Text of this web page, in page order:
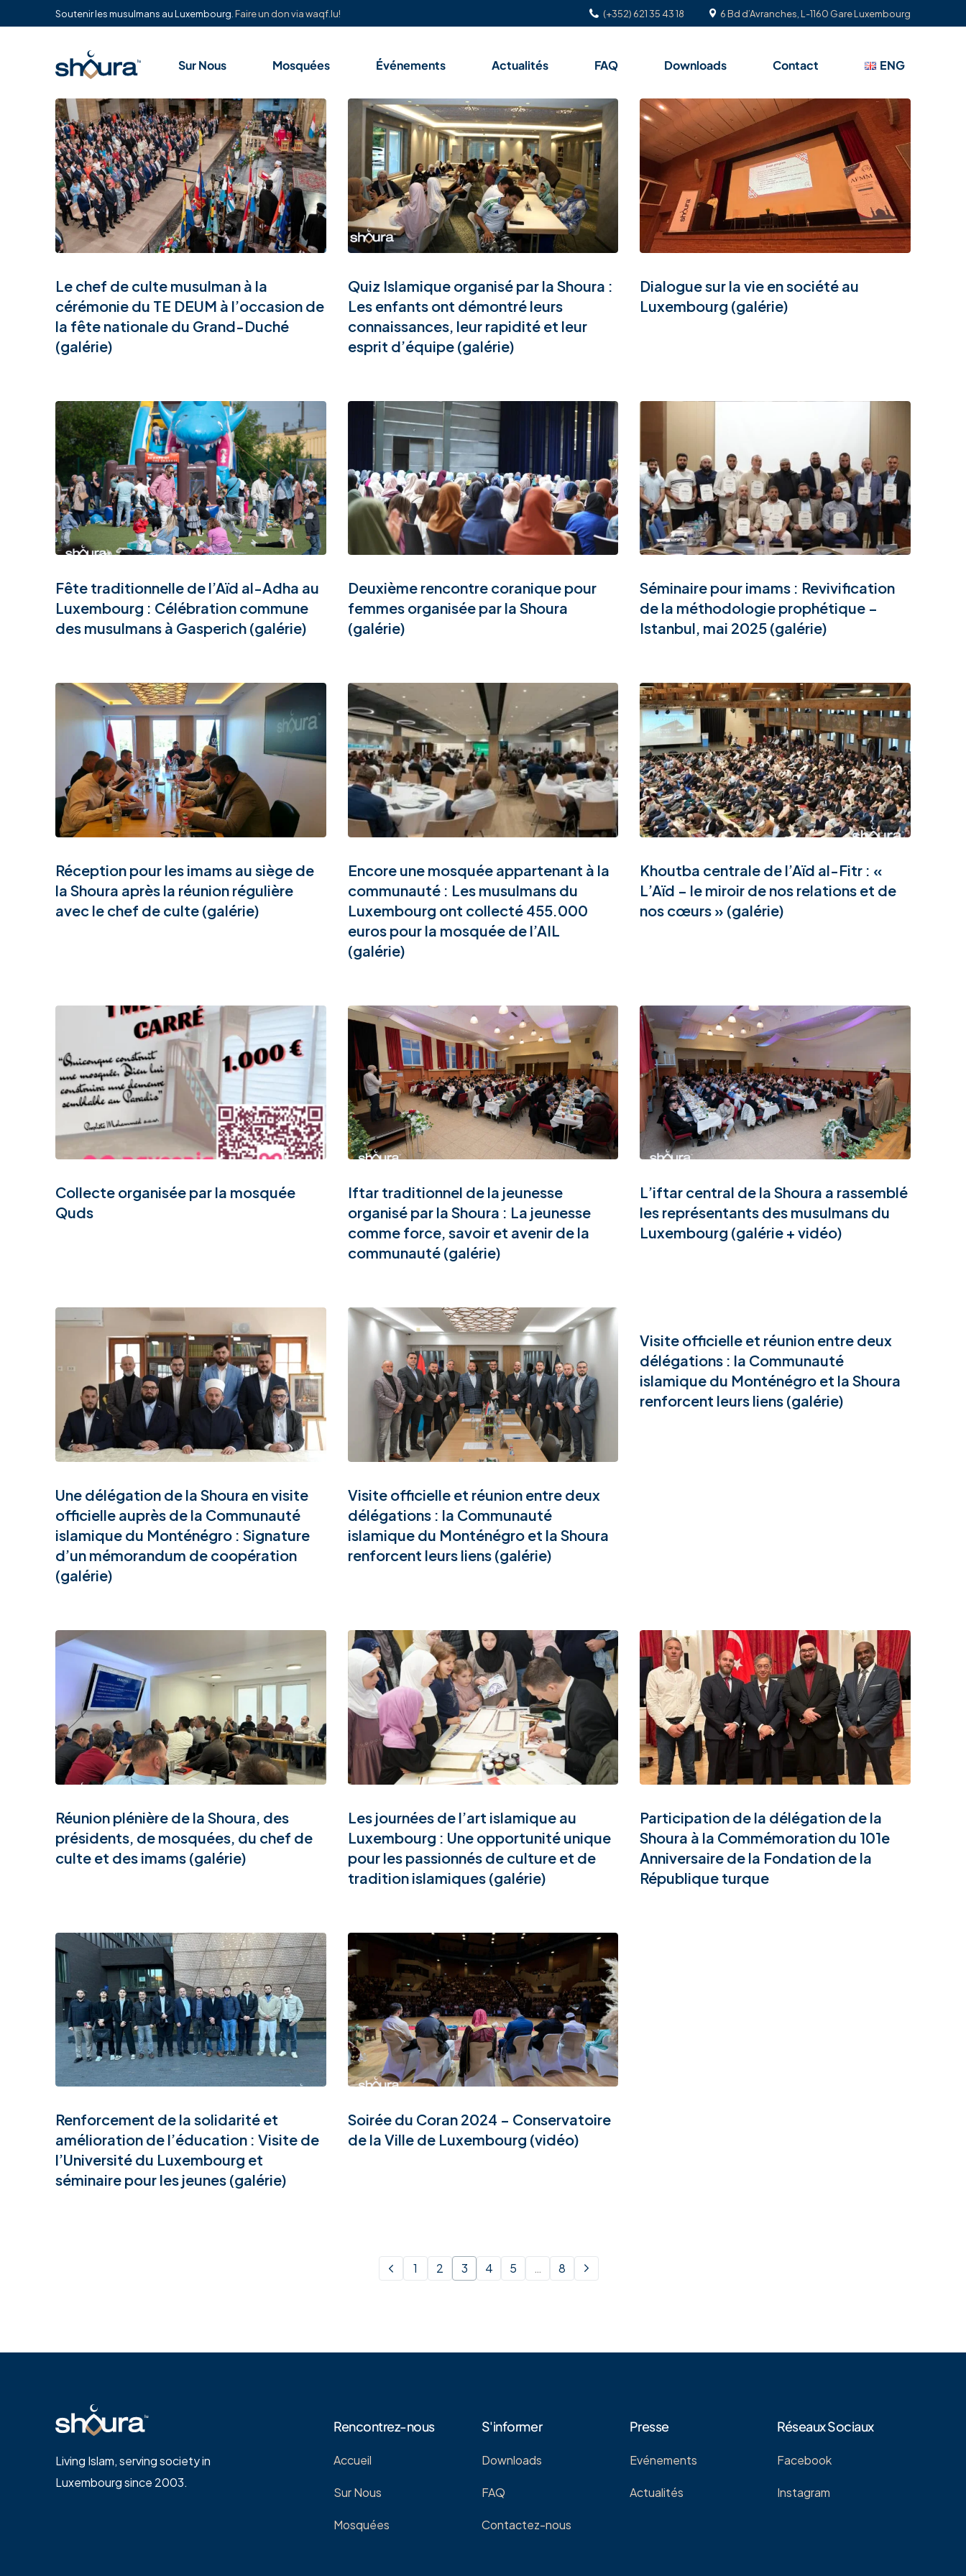
Soutenir les musulmans au Luxembourg.Faire un don via waqf.lu! (+352) 621 35 43 18 6 Bd d’Avranches, L-1160 Gare Luxembourg
Sur Nous Mosquées Événements Actualités FAQ Downloads Contact ENG
Le chef de culte musulman à la
cérémonie du TE DEUM à l’occasion de
la fête nationale du Grand-Duché
(galérie)
Quiz Islamique organisé par la Shoura :
Les enfants ont démontré leurs
connaissances, leur rapidité et leur
esprit d’équipe (galérie)
Dialogue sur la vie en société au
Luxembourg (galérie)
Fête traditionnelle de l’Aïd al-Adha au
Luxembourg : Célébration commune
des musulmans à Gasperich (galérie)
Deuxième rencontre coranique pour
femmes organisée par la Shoura
(galérie)
Séminaire pour imams : Revivification
de la méthodologie prophétique –
Istanbul, mai 2025 (galérie)
Réception pour les imams au siège de
la Shoura après la réunion régulière
avec le chef de culte (galérie)
Encore une mosquée appartenant à la
communauté : Les musulmans du
Luxembourg ont collecté 455.000
euros pour la mosquée de l’AIL
(galérie)
Khoutba centrale de l’Aïd al-Fitr : «
L’Aïd – le miroir de nos relations et de
nos cœurs » (galérie)
Collecte organisée par la mosquée
Quds
Iftar traditionnel de la jeunesse
organisé par la Shoura : La jeunesse
comme force, savoir et avenir de la
communauté (galérie)
L’iftar central de la Shoura a rassemblé
les représentants des musulmans du
Luxembourg (galérie + vidéo)
Une délégation de la Shoura en visite
officielle auprès de la Communauté
islamique du Monténégro : Signature
d’un mémorandum de coopération
(galérie)
Visite officielle et réunion entre deux
délégations : la Communauté
islamique du Monténégro et la Shoura
renforcent leurs liens (galérie)
Visite officielle et réunion entre deux
délégations : la Communauté
islamique du Monténégro et la Shoura
renforcent leurs liens (galérie)
Réunion plénière de la Shoura, des
présidents, de mosquées, du chef de
culte et des imams (galérie)
Les journées de l’art islamique au
Luxembourg : Une opportunité unique
pour les passionnés de culture et de
tradition islamiques (galérie)
Participation de la délégation de la
Shoura à la Commémoration du 101e
Anniversaire de la Fondation de la
République turque
Renforcement de la solidarité et
amélioration de l’éducation : Visite de
l’Université du Luxembourg et
séminaire pour les jeunes (galérie)
Soirée du Coran 2024 – Conservatoire
de la Ville de Luxembourg (vidéo)
1 2 3 4 5 … 8
Living Islam, serving society in
Luxembourg since 2003.
Rencontrez-nous
Accueil
Sur Nous
Mosquées
S'informer
Downloads
FAQ
Contactez-nous
Presse
Evénements
Actualités
Réseaux Sociaux
Facebook
Instagram